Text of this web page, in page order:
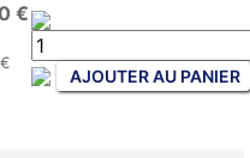
€
AJOUTER AU PANIER